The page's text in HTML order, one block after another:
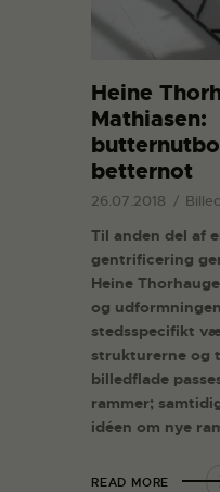
Heine
Mathiasen:
betternot
26.07.2018
Til anden del af
gentrificering
Heine
og
stedsspecifikt
strukturerne og
billedflade
rammer;
idéen om nye
READ MORE